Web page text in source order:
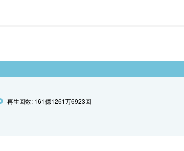
再生回数: 161億1261万6923回